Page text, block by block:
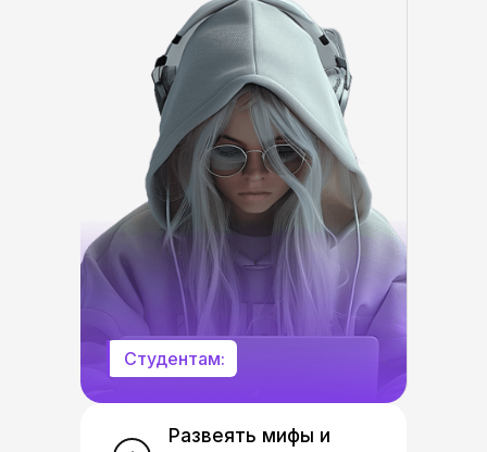
Студентам:
Развеять мифы и